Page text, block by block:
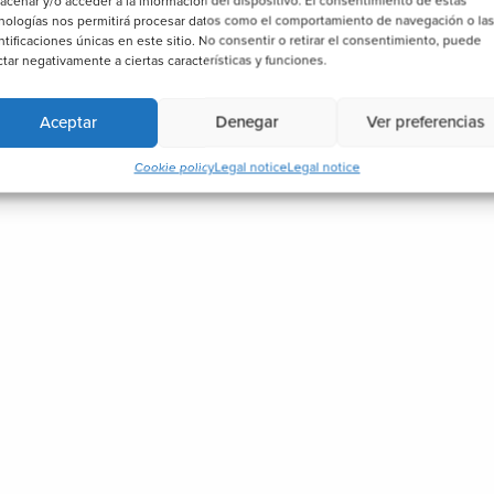
nos permitirá procesar datos como el comportamiento de navegación o las
únicas en este sitio. No consentir o retirar el consentimiento, puede
negativamente a ciertas características y funciones.
Aceptar Denegar Ver preferencias
Cookie policyLegal noticeLegal notice